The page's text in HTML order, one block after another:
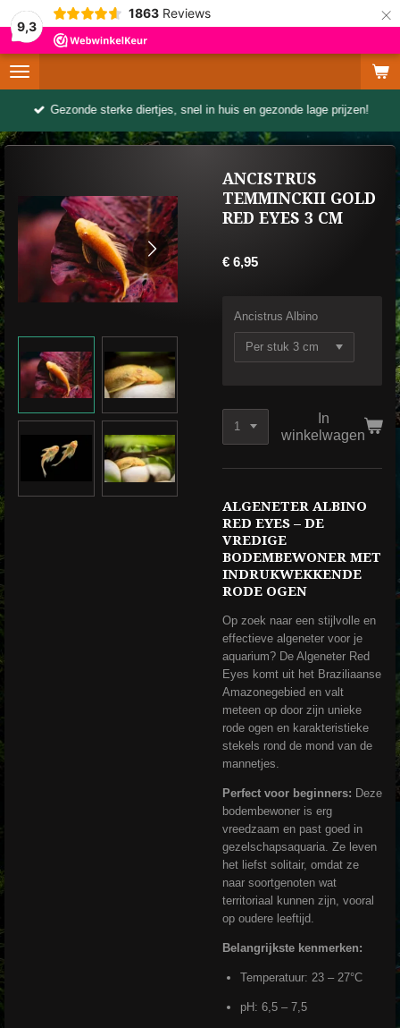
9,3
1863 Reviews ×
Gezonde sterke diertjes, snel in huis en gezonde lage prijzen!
ANCISTRUS
TEMMINCKII GOLD
RED EYES 3 CM
€ 6,95
Ancistrus Albino
In
winkelwagen
ALGENETER ALBINO
RED EYES – DE
VREDIGE
BODEMBEWONER MET
INDRUKWEKKENDE
RODE OGEN
Op zoek naar een stijlvolle en
effectieve algeneter voor je
aquarium? De Algeneter Red
Eyes komt uit het Braziliaanse
Amazonegebied en valt
meteen op door zijn unieke
rode ogen en karakteristieke
stekels rond de mond van de
mannetjes.
Perfect voor beginners: Deze
bodembewoner is erg
vreedzaam en past goed in
gezelschapsaquaria. Ze leven
het liefst solitair, omdat ze
naar soortgenoten wat
territoriaal kunnen zijn, vooral
op oudere leeftijd.
Belangrijkste kenmerken:
Temperatuur: 23 – 27°C
pH: 6,5 – 7,5